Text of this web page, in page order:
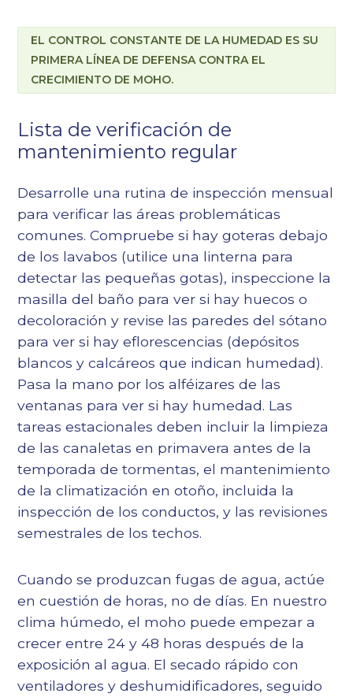
EL CONTROL CONSTANTE DE LA HUMEDAD ES SU
PRIMERA LÍNEA DE DEFENSA CONTRA EL
CRECIMIENTO DE MOHO.
Lista de verificación de
mantenimiento regular
Desarrolle una rutina de inspección mensual
para verificar las áreas problemáticas
comunes. Compruebe si hay goteras debajo
de los lavabos (utilice una linterna para
detectar las pequeñas gotas), inspeccione la
masilla del baño para ver si hay huecos o
decoloración y revise las paredes del sótano
para ver si hay eflorescencias (depósitos
blancos y calcáreos que indican humedad).
Pasa la mano por los alféizares de las
ventanas para ver si hay humedad. Las
tareas estacionales deben incluir la limpieza
de las canaletas en primavera antes de la
temporada de tormentas, el mantenimiento
de la climatización en otoño, incluida la
inspección de los conductos, y las revisiones
semestrales de los techos.
Cuando se produzcan fugas de agua, actúe
en cuestión de horas, no de días. En nuestro
clima húmedo, el moho puede empezar a
crecer entre 24 y 48 horas después de la
exposición al agua. El secado rápido con
ventiladores y deshumidificadores, seguido